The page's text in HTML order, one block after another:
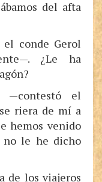
del afta
conde Gerol
¿Le ha
—contestó el
riera de mí a
hemos venido
no le he dicho
de los viajeros